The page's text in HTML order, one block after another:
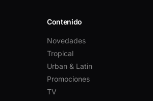
Contenido
Novedades
Tropical
Urban & Latin
Promociones
TV